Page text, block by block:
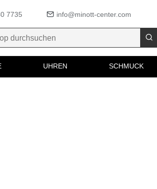
7735 info@minott-center.com
UHREN SCHMUCK